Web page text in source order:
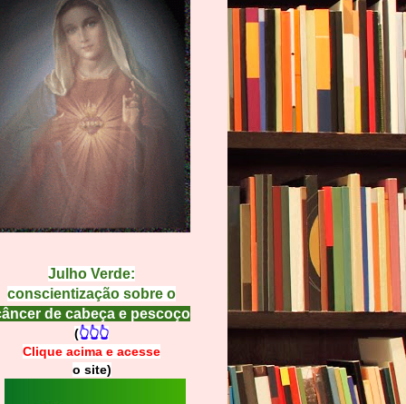
Julho Verde:
conscientização sobre o
de cabeça e pescoço
(👆👆👆
Clique acima e acesse
o site)